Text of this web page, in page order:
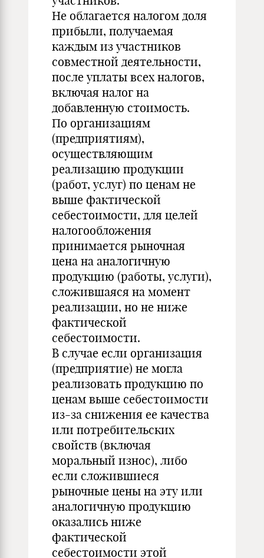
Не облагается налогом доля
прибыли, получаемая
каждым из участников
совместной деятельности,
после уплаты всех налогов,
включая налог на
добавленную стоимость.
По организациям
(предприятиям),
осуществляющим
реализацию продукции
(работ, услуг) по ценам не
выше фактической
себестоимости, для целей
налогообложения
принимается рыночная
цена на аналогичную
продукцию (работы, услуги),
сложившаяся на момент
реализации, но не ниже
фактической
себестоимости.
В случае если организация
(предприятие) не могла
реализовать продукцию по
ценам выше себестоимости
из-за снижения ее качества
или потребительских
свойств (включая
моральный износ), либо
если сложившиеся
рыночные цены на эту или
аналогичную продукцию
оказались ниже
фактической
себестоимости этой